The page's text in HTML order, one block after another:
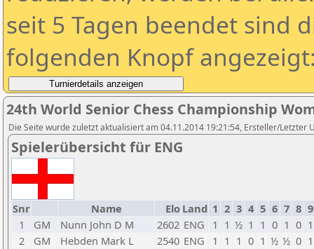
seit 5 Tagen beendet sind
folgenden Knopf
24th World Senior Chess Championship
Die Seite wurde zuletzt aktualisiert am 04.11.2014 19:21:54, Ersteller/Letzter
Spielerübersicht für ENG
Snr Name Elo Land 1 2 3 4 5 6 7 8 9
1
GM Nunn John D M 2602 ENG 1 1 ½ 1 1 0 1 0 1
2
GM Hebden Mark L 2540 ENG 1 1 1 0 1 ½ ½ 0 1